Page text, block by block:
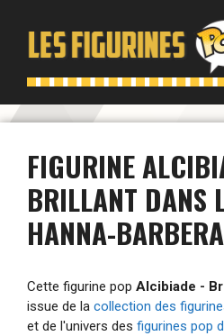
contenu
FIGURINE
BRILLANT DANS
HANNA-
Cette figurine pop Alcibiade -
issue de la collection des
et de l'univers des figurines pop